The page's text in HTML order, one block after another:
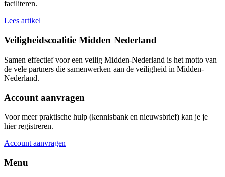
faciliteren.
Lees artikel
Veiligheidscoalitie Midden Nederland
Samen effectief voor een veilig Midden-Nederland is het motto van
de vele partners die samenwerken aan de veiligheid in Midden-
Nederland.
Account aanvragen
Voor meer praktische hulp (kennisbank en nieuwsbrief) kan je je
hier registreren.
Account aanvragen
Menu